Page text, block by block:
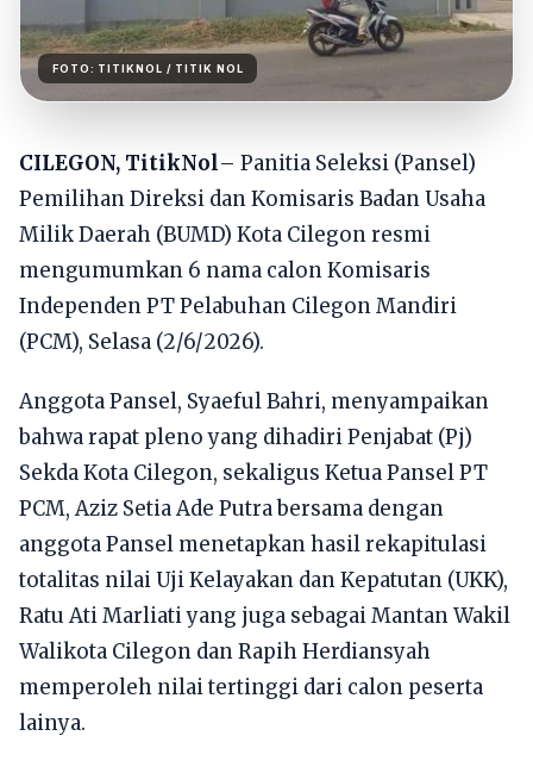
FOTO: TITIKNOL / TITIK NOL
CILEGON, TitikNol– Panitia Seleksi (Pansel)
Pemilihan Direksi dan Komisaris Badan Usaha
Milik Daerah (BUMD) Kota Cilegon resmi
mengumumkan 6 nama calon Komisaris
Independen PT Pelabuhan Cilegon Mandiri
(PCM), Selasa (2/6/2026).
Anggota Pansel, Syaeful Bahri, menyampaikan
bahwa rapat pleno yang dihadiri Penjabat (Pj)
Sekda Kota Cilegon, sekaligus Ketua Pansel PT
PCM, Aziz Setia Ade Putra bersama dengan
anggota Pansel menetapkan hasil rekapitulasi
totalitas nilai Uji Kelayakan dan Kepatutan (UKK),
Ratu Ati Marliati yang juga sebagai Mantan Wakil
Walikota Cilegon dan Rapih Herdiansyah
memperoleh nilai tertinggi dari calon peserta
lainya.